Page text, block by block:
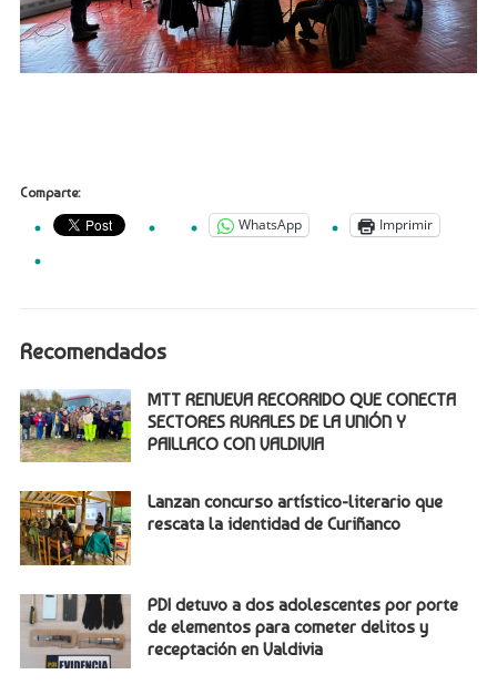
Comparte:
WhatsApp Imprimir
Recomendados
MTT RENUEVA RECORRIDO QUE CONECTA
SECTORES RURALES DE LA UNIÓN Y
PAILLACO CON VALDIVIA
Lanzan concurso artístico-literario que
rescata la identidad de Curiñanco
PDI detuvo a dos adolescentes por porte
de elementos para cometer delitos y
receptación en Valdivia